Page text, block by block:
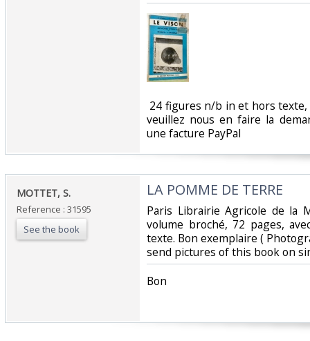
24 figures n/b in et hors
veuillez nous en faire la
une facture PayPal‎
‎MOTTET, S. ‎
Reference : 31595
See the book
‎LA POMME DE TERRE ‎
‎Paris Librairie Agricole de la
volume broché, 72 pages,
texte. Bon exemplaire (
send pictures of this book on
‎Bon ‎